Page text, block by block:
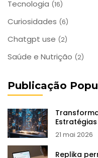
Tecnologia (16)
Curiosidades (6)
Chatgpt use (2)
Saúde e Nutrição (2)
Publicação
Eficientes
21 mai 2026
Replika